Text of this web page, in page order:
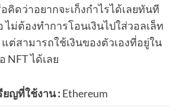
คิดว่าอยากจะเก็งกำไรได้เลยทันที
ม่ต้องทำการโอนเงินไปใส่วอลเล็ท
ต่สามารถใช้เงินของตัวเองที่อยู่ใน
NFT ได้เลย
ยญที่ใช้งาน : Ethereum